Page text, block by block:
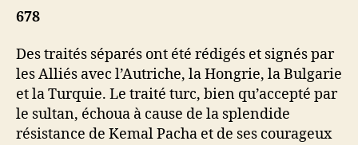
678
Des traités séparés ont été rédigés et signés par
les Alliés avec l’Autriche, la Hongrie, la Bulgarie
et la Turquie. Le traité turc, bien qu’accepté par
le sultan, échoua à cause de la splendide
résistance de Kemal Pacha et de ses courageux